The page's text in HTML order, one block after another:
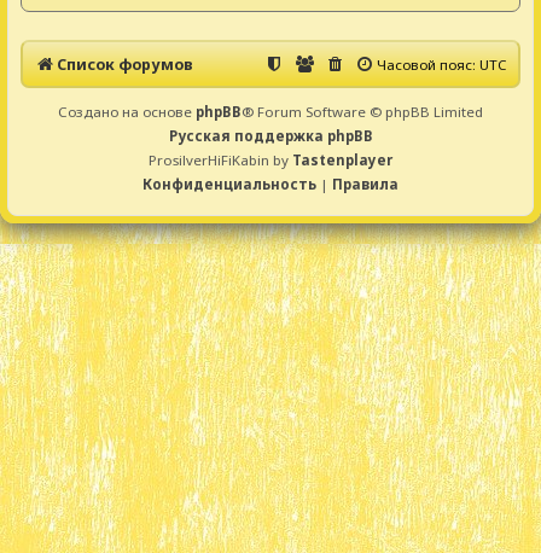
Список форумов Часовой пояс:UTC
Создано на основе phpBB® Forum Software © phpBB Limited
Русская поддержка phpBB
ProsilverHiFiKabin by Tastenplayer
Конфиденциальность | Правила